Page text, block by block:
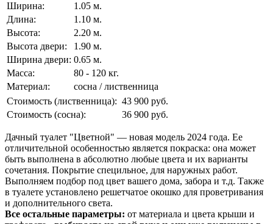
Ширина:
1.05 м.
Длина:
1.10 м.
Высота:
2.20 м.
Высота двери:
1.90 м.
Ширина двери: 0.65 м.
Масса:
80 - 120 кг.
Материал:
сосна / лиственница
Стоимость (лиственница): 43 900 руб.
Стоимость (сосна):
36 900 руб.
Дачный туалет "Цветной" — новая модель 2024 года. Ее
отличительной особенностью является покраска: она может
быть выполнена в абсолютно любые цвета и их варианты
сочетания. Покрытие специльное, для наружных работ.
Выполняем подбор под цвет вашего дома, забора и т.д. Также
в туалете установлено решетчатое окошко для проветривания
и дополнительного света.
Все остальные параметры: от материала и цвета крыши и